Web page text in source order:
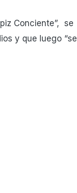
Conciente”, se
y que luego “se